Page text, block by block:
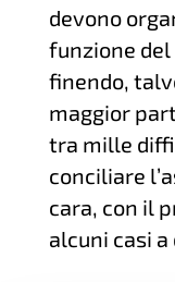
devono
funzione del
finendo,
maggior
tra mille
conciliare
cara, con il
alcuni casi a